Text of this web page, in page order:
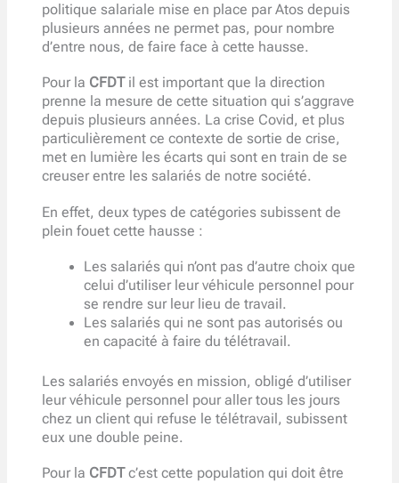
politique salariale mise en place par Atos depuis
plusieurs années ne permet pas, pour nombre
d’entre nous, de faire face à cette hausse.
Pour la CFDTil est important que la direction
prenne la mesure de cette situation qui s’aggrave
depuis plusieurs années. La crise Covid, et plus
particulièrement ce contexte de sortie de crise,
met en lumière les écarts qui sont en train de se
creuser entre les salariés de notre société.
En effet, deux types de catégories subissent de
plein fouet cette hausse :
Les salariés qui n’ont pas d’autre choix que
celui d’utiliser leur véhicule personnel pour
se rendre sur leur lieu de travail.
Les salariés qui ne sont pas autorisés ou
en capacité à faire du télétravail.
Les salariés envoyés en mission, obligé d’utiliser
leur véhicule personnel pour aller tous les jours
chez un client qui refuse le télétravail, subissent
eux une double peine.
Pour la CFDTc’est cette population qui doit être